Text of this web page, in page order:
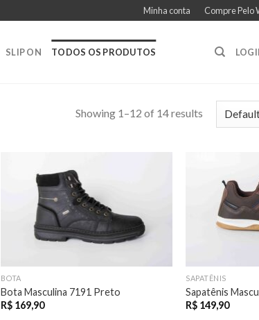
Minha conta Compre Pelo
SLIP ON TODOS OS PRODUTOS
Showing 1–12 of 14 results
BOTA
Bota Masculina 7191 Preto
R$ 169,90
SAPATÊNIS
Sapatênis
R$ 149,90